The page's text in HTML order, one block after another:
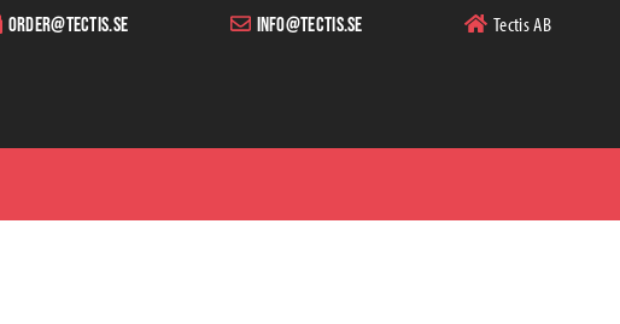
order@tectis.se info@tectis.se Tectis AB